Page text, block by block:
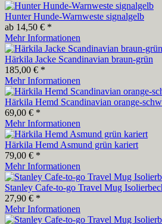
Hunter Hunde-Warnweste signalgelb
ab 14,50 € *
Mehr Informationen
Härkila Jacke Scandinavian braun-grün
185,00 € *
Mehr Informationen
Härkila Hemd Scandinavian orange-
69,00 € *
Mehr Informationen
Härkila Hemd Asmund grün kariert
79,00 € *
Mehr Informationen
Stanley Cafe-to-go Travel Mug
27,90 € *
Mehr Informationen